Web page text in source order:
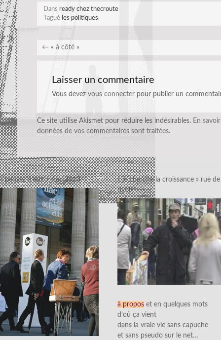
Dans ready chez thecroute
Tagué les politiques
← « à côté »
Laisser un commentaire
Vous devez vous connecter pour publier un
Ce site utilise Akismet pour réduire les indésirables. En
données de vos commentaires sont traitées.
« pensez à eux »_fiac 2013
« je cherche la croissance » rue de
rivoli
à propos et en quelques mots
d’où ça vient
dans la vraie vie sans capuche
et sans pseudo sur le net…